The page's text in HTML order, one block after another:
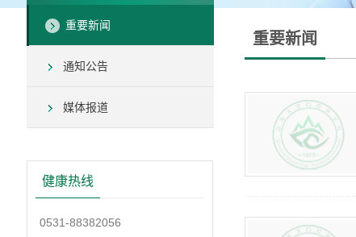
重要新闻
通知公告
媒体报道
健康热线
0531-88382056
重要新闻